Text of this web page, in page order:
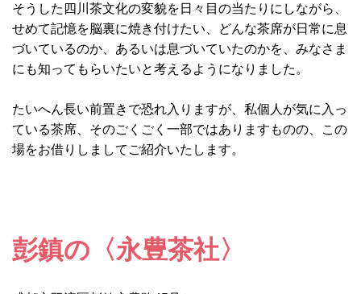
そうした四川茶文化の変貌を日々目の当たりにしながら、
せめて記憶を脳裏に焼き付けたい、どんな茶席が日常に息
づいているのか、あるいは息づいていたのかを、みなさま
にも知ってもらいたいと考えるようになりました。
たいへん長い前置きで恐れ入りますが、私個人が気に入っ
ている茶席、そのごくごく一部ではありますものの、この
場をお借りしましてご紹介いたします。
彭鎮の〈永豊茶社〉